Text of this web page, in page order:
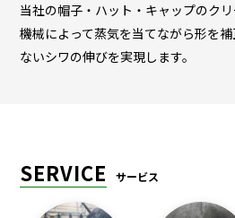
当社の帽子・ハット・キャップのク
機械によって蒸気を当てながら形を
ないシワの伸びを実現します。
SERVICE サービス